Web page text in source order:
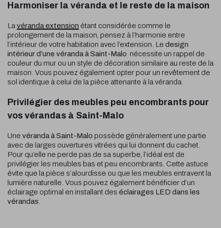
Harmoniser la véranda et le reste de la maison
La véranda extension étant considérée comme le
prolongement de la maison, pensez à l’harmonie entre
l’intérieur de votre habitation avec l’extension. Le design
intérieur d’une vérandaà Saint-Malo nécessite un rappel de
couleur du mur ou un style de décoration similaire au reste de la
maison. Vous pouvez également opter pour un revêtement de
sol identique à celui de la pièce attenante à la véranda.
Privilégier des meubles peu encombrants pour
vos vérandas à Saint-Malo
Une vérandaà Saint-Malo possède généralement une partie
avec de larges ouvertures vitrées qui lui donnent du cachet.
Pour qu’elle ne perde pas de sa superbe, l’idéal est de
privilégier les meubles bas et peu encombrants. Cette astuce
évite que la pièce s’alourdisse ou que les meubles entravent la
lumière naturelle. Vous pouvez également bénéficier d’un
éclairage optimal en installant des éclairages LED dans les
vérandas